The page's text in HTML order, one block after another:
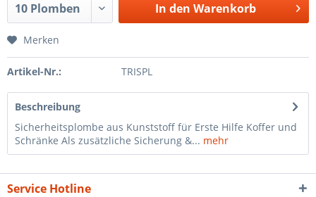
In den Warenkorb
Merken
Artikel-Nr.: TRISPL
Beschreibung
Sicherheitsplombe aus Kunststoff für Erste Hilfe Koffer und
Schränke Als zusätzliche Sicherung &... mehr
Service Hotline